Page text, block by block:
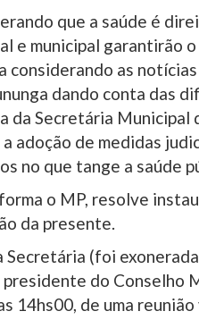
que a saúde é
e municipal garantirão
considerando as
dando conta das
da Secretária Municipal
a adoção de medidas
no que tange a saúde
o MP, resolve
da presente.
Secretária (foi
presidente do Conselho
14hs00, de uma